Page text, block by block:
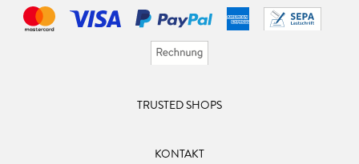
TRUSTED SHOPS
KONTAKT